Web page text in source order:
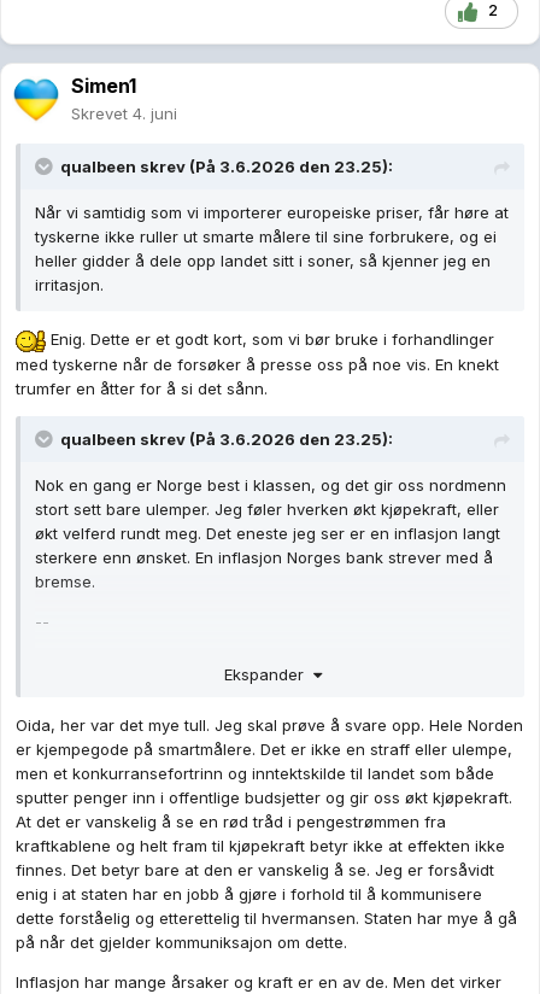
2
Simen1
Skrevet 4. juni
qualbeen skrev (På 3.6.2026 den 23.25):
Når vi samtidig som vi importerer europeiske priser, får høre at
tyskerne ikke ruller ut smarte målere til sine forbrukere, og ei
heller gidder å dele opp landet sitt i soner, så kjenner jeg en
irritasjon.
Enig. Dette er et godt kort, som vi bør bruke i forhandlinger
med tyskerne når de forsøker å presse oss på noe vis. En knekt
trumfer en åtter for å si det sånn.
qualbeen skrev (På 3.6.2026 den 23.25):
Nok en gang er Norge best i klassen, og det gir oss nordmenn
stort sett bare ulemper. Jeg føler hverken økt kjøpekraft, eller
økt velferd rundt meg. Det eneste jeg ser er en inflasjon langt
sterkere enn ønsket. En inflasjon Norges bank strever med å
bremse.
--
pris. Den kan godt variere noe. Men ikke send oss ut på
Ekspander
Oida, her var det mye tull. Jeg skal prøve å svare opp. Hele Norden
er kjempegode på smartmålere. Det er ikke en straff eller ulempe,
men et konkurransefortrinn og inntektskilde til landet som både
sputter penger inn i offentlige budsjetter og gir oss økt kjøpekraft.
At det er vanskelig å se en rød tråd i pengestrømmen fra
kraftkablene og helt fram til kjøpekraft betyr ikke at effekten ikke
finnes. Det betyr bare at den er vanskelig å se. Jeg er forsåvidt
enig i at staten har en jobb å gjøre i forhold til å kommunisere
dette forståelig og etterettelig til hvermansen. Staten har mye å gå
på når det gjelder kommuniksajon om dette.
Inflasjon har mange årsaker og kraft er en av de. Men det virker